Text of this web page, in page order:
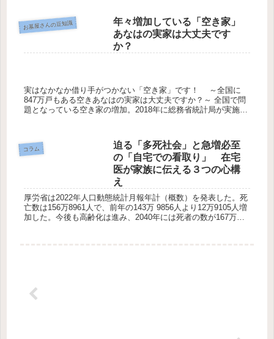
お墓屋さんの豆知識
年々増加している「空き家」
あなはの実家は大丈夫です
か？
実はなかなか借り手がつかない「空き家」です！ ～全国に
847万戸もある空きあなはの実家は大丈夫ですか？～ 全国で問
題となっている空き家の増加。2018年に総務省統計局が実施し
コラム
迫る「多死社会」と急増必至
の「自宅での看取り」 在宅
医が家族に伝える３つの心構
え
厚労省は2022年人口動態統計月報年計（概数）を発表した。死
亡数は156万8961人で、前年の143万 9856人より12万9105人増
加した。今後も高齢化は進み、2040年には死者の数が167万人